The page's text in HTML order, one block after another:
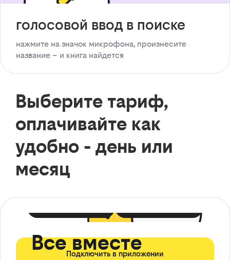
голосовой ввод в поиске
нажмите на значок микрофона, произнесите
название – и книга найдется
Выберите тариф,
оплачивайте как
удобно - день или
месяц
Все вместе
Подключить в приложении